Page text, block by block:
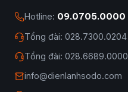
Hotline: 09.0705.0000
Tổng đài: 028.7300.0204
Tổng đài: 028.6689.0000
info@dienlanhsodo.com